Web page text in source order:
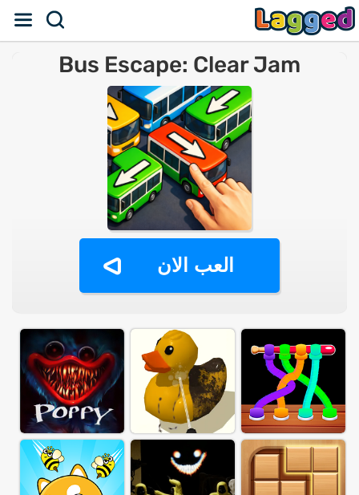
Bus Escape: Clear Jam
العب الان